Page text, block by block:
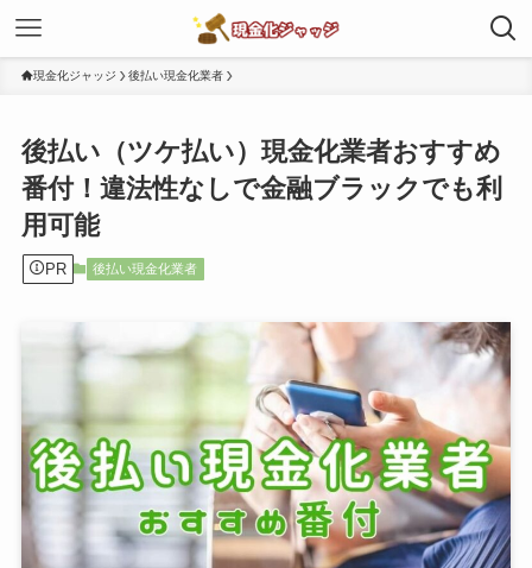
現金化ジャッジ 後払い現金化業者
後払い（ツケ払い）現金化業者おすすめ
番付！違法性なしで金融ブラックでも利
用可能
PR 後払い現金化業者